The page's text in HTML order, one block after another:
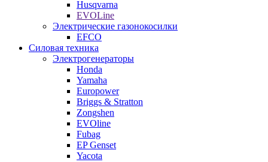
Husqvarna
EVOLine
Электрические газонокосилки
EFCO
Силовая техника
Электрогенераторы
Honda
Yamaha
Europower
Briggs & Stratton
Zongshen
EVOline
Fubag
EP Genset
Yacota